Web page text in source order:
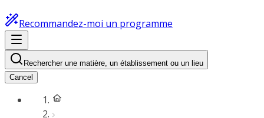
Recommandez-moi un programme
Rechercher une matière, un établissement ou un lieu
Cancel